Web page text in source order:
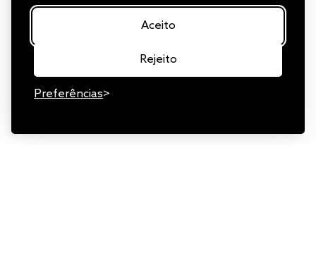
Aceito
Rejeito
Preferências